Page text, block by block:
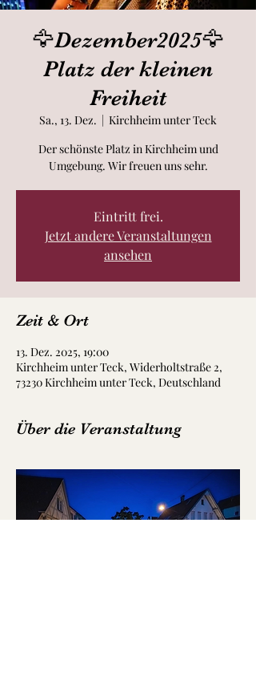
🦅Dezember2025🦅
Platz der kleinen
Freiheit
Sa., 13. Dez.
  |
Kirchheim unter Teck
Der schönste Platz in Kirchheim und
Umgebung. Wir freuen uns sehr.
Eintritt frei.
Jetzt andere Veranstaltungen
ansehen
Zeit & Ort
13. Dez. 2025, 19:00
Kirchheim unter Teck, Widerholtstraße 2,
73230 Kirchheim unter Teck, Deutschland
Über die Veranstaltung